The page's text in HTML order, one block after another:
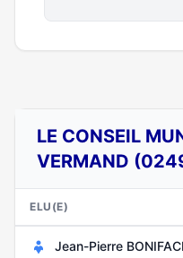
LE CONSEIL
VERMAND
ELU(E)
Jean-Pierre